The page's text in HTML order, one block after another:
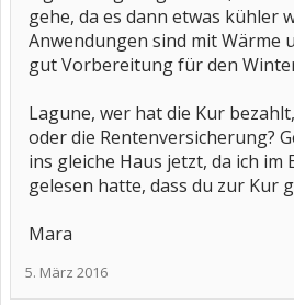
gehe, da es dann etwas kühler
Anwendungen sind mit Wärme
gut Vorbereitung für den
Lagune, wer hat die Kur
oder die Rentenversicherung?
ins gleiche Haus jetzt, da ich im
gelesen hatte, dass du zur Kur
Mara
5. März 2016